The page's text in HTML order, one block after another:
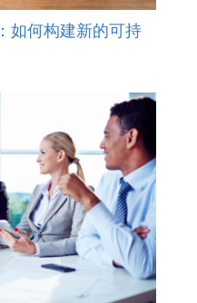
如何构建新的可持